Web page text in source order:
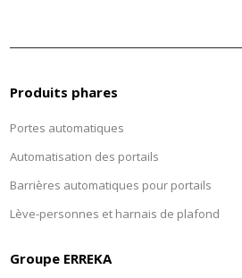
Produits phares
Portes automatiques
Automatisation des portails
Barrières automatiques pour portails
Lève-personnes et harnais de plafond
Groupe ERREKA